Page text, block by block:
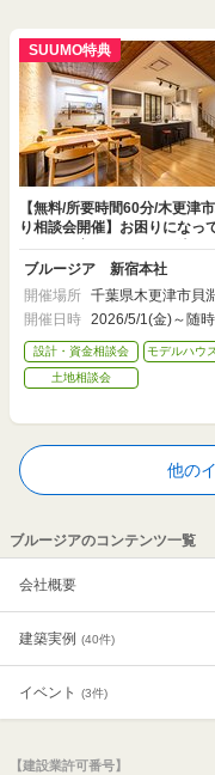
SUUMO特典
【無料/所要時間60分/木更津
り相談会開催】お困りになっ
とや、不安なことなど解決し
ブルージア 新宿本社
開催場所 千葉県木更津市貝
49No.13
開催日時 2026/5/1(金)～随時
設計・資金相談会
モデルハウ
土地相談会
他の
ブルージアのコンテンツ一覧
会社概要
建築実例 (40件)
イベント (3件)
【建設業許可番号】